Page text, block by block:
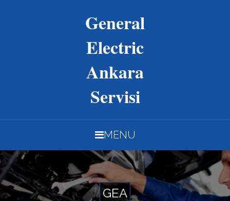
General
Electric
Ankara
Servisi
MENU
GEA